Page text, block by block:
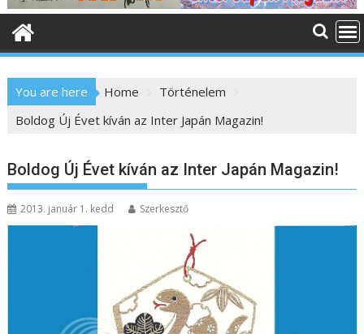
n
e
You are here Home
Történelem
Boldog Új Évet kíván az Inter Japán Magazin!
Boldog Új Évet kíván az Inter Japán Magazin!
2013. január 1. kedd Szerkesztő